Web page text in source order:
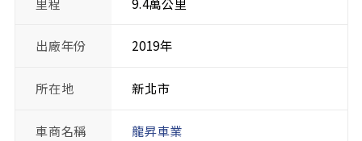
出廠年份 2019年
所在地 新北市
車商名稱 龍昇車業